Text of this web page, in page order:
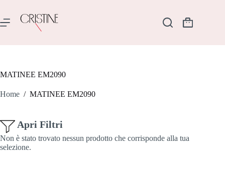
contenuto
Carrello
MATINEE EM2090
Home / MATINEE EM2090
Apri Filtri
Non è stato trovato nessun prodotto che corrisponde alla tua
selezione.